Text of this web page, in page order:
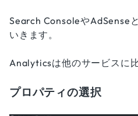
Search ConsoleやAdSense
いきます。
Analyticsは他のサービスに
プロパティの選択